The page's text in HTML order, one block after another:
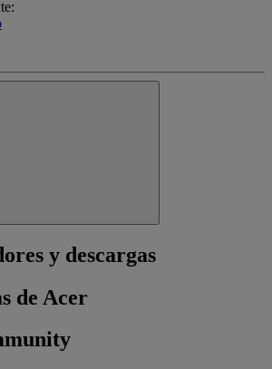
y descargas
de Acer